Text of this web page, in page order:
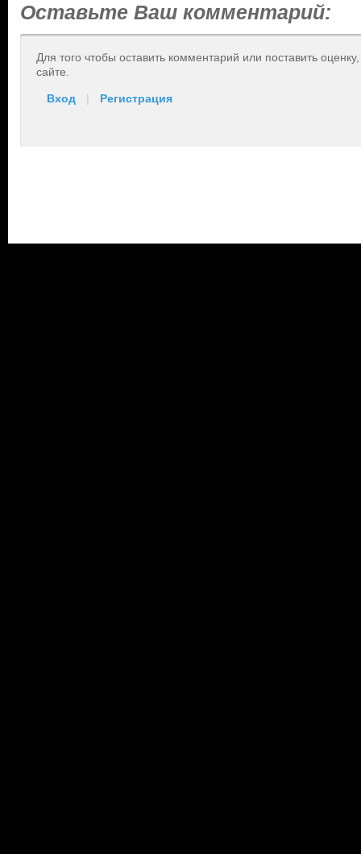
Оставьте Ваш комментарий:
Для того чтобы оставить комментарий или поставить
сайте.
Вход | Регистрация